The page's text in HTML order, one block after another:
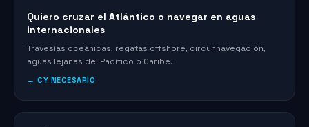
Quiero cruzar el Atlántico o navegar en aguas
internacionales
Travesías oceánicas, regatas offshore, circunnavegación,
aguas lejanas del Pacífico o Caribe.
→ CY NECESARIO